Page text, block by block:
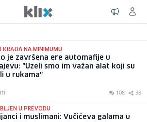
KRAĐA NA MINIMUMU
je završena ere automafije u
"Uzeli smo im važan alat koji su
u rukama"
108 38
U PREVODU
i muslimani: Vučićeva galama u